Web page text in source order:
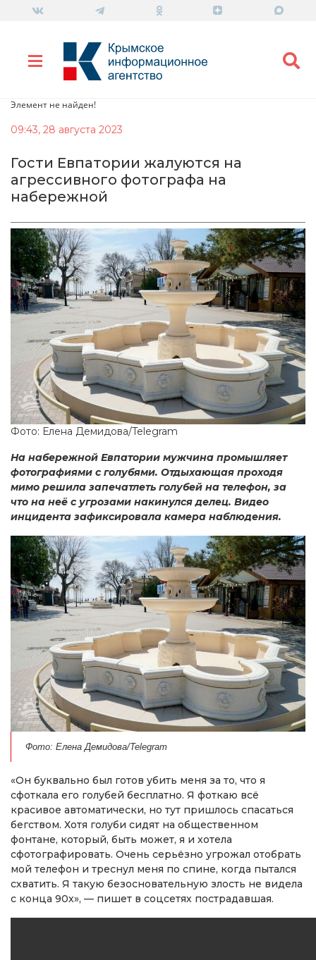
Элемент не найден!
09:43, 28 августа 2023
Гости Евпатории жалуются на
агрессивного фотографа на
набережной
Фото: Елена Демидова/Telegram
На набережной Евпатории мужчина промышляет
фотографиями с голубями. Отдыхающая проходя
мимо решила запечатлеть голубей на телефон, за
что на неё с угрозами накинулся делец. Видео
инцидента зафиксировала камера наблюдения.
Фото: Елена Демидова/Telegram
«Он буквально был готов убить меня за то, что я
сфоткала его голубей бесплатно. Я фоткаю всё
красивое автоматически, но тут пришлось спасаться
бегством. Хотя голуби сидят на общественном
фонтане, который, быть может, я и хотела
сфотографировать. Очень серьёзно угрожал отобрать
мой телефон и треснул меня по спине, когда пытался
схватить. Я такую безосновательную злость не видела
с конца 90х», — пишет в соцсетях пострадавшая.